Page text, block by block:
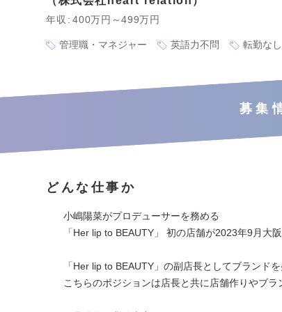
年収 400万円～499万円
管理職・マネジャー 英語力不問 転勤なし
募集
どんな仕事か
小嶋陽菜がプロデューサーを務める
「Her lip to BEAUTY」 初の店舗が2023年9月大
「Her lip to BEAUTY」の副店長としてブランド
こちらのポジションは店長と共に店舗作りやブラ